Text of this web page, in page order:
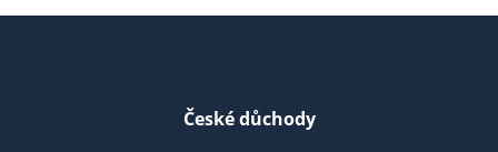
České důchody